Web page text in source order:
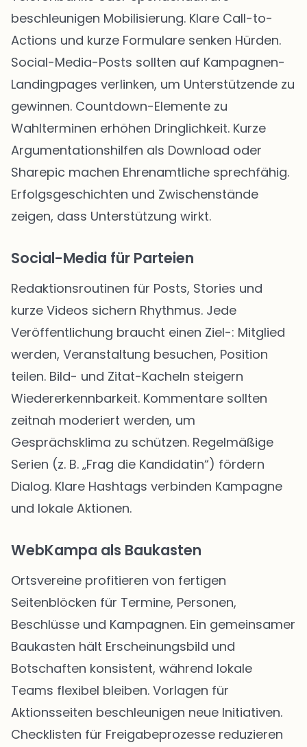
beschleunigen Mobilisierung. Klare Call-to-
Actions und kurze Formulare senken Hürden.
Social-Media-Posts sollten auf Kampagnen-
Landingpages verlinken, um Unterstützende zu
gewinnen. Countdown-Elemente zu
Wahlterminen erhöhen Dringlichkeit. Kurze
Argumentationshilfen als Download oder
Sharepic machen Ehrenamtliche sprechfähig.
Erfolgsgeschichten und Zwischenstände
zeigen, dass Unterstützung wirkt.
Social-Media für Parteien
Redaktionsroutinen für Posts, Stories und
kurze Videos sichern Rhythmus. Jede
Veröffentlichung braucht einen Ziel-: Mitglied
werden, Veranstaltung besuchen, Position
teilen. Bild- und Zitat-Kacheln steigern
Wiedererkennbarkeit. Kommentare sollten
zeitnah moderiert werden, um
Gesprächsklima zu schützen. Regelmäßige
Serien (z. B. „Frag die Kandidatin“) fördern
Dialog. Klare Hashtags verbinden Kampagne
und lokale Aktionen.
WebKampa als Baukasten
Ortsvereine profitieren von fertigen
Seitenblöcken für Termine, Personen,
Beschlüsse und Kampagnen. Ein gemeinsamer
Baukasten hält Erscheinungsbild und
Botschaften konsistent, während lokale
Teams flexibel bleiben. Vorlagen für
Aktionsseiten beschleunigen neue Initiativen.
Checklisten für Freigabeprozesse reduzieren